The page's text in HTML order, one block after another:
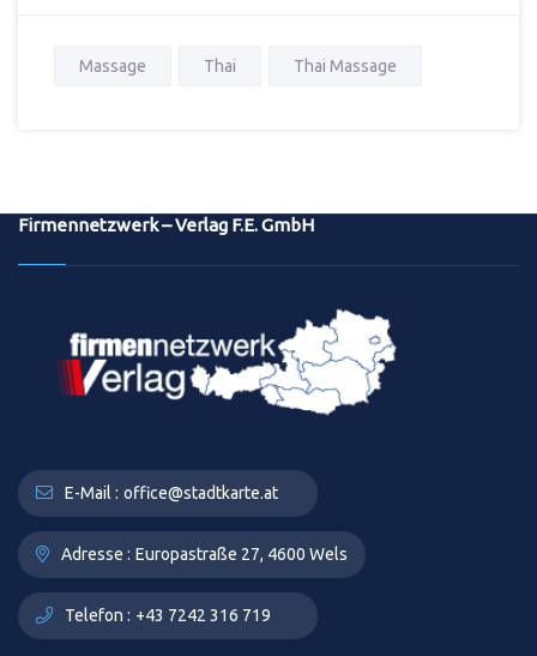
Massage Thai Thai Massage
Firmennetzwerk – Verlag F.E. GmbH
E-Mail : office@stadtkarte.at
Adresse : Europastraße 27, 4600 Wels
Telefon : +43 7242 316 719